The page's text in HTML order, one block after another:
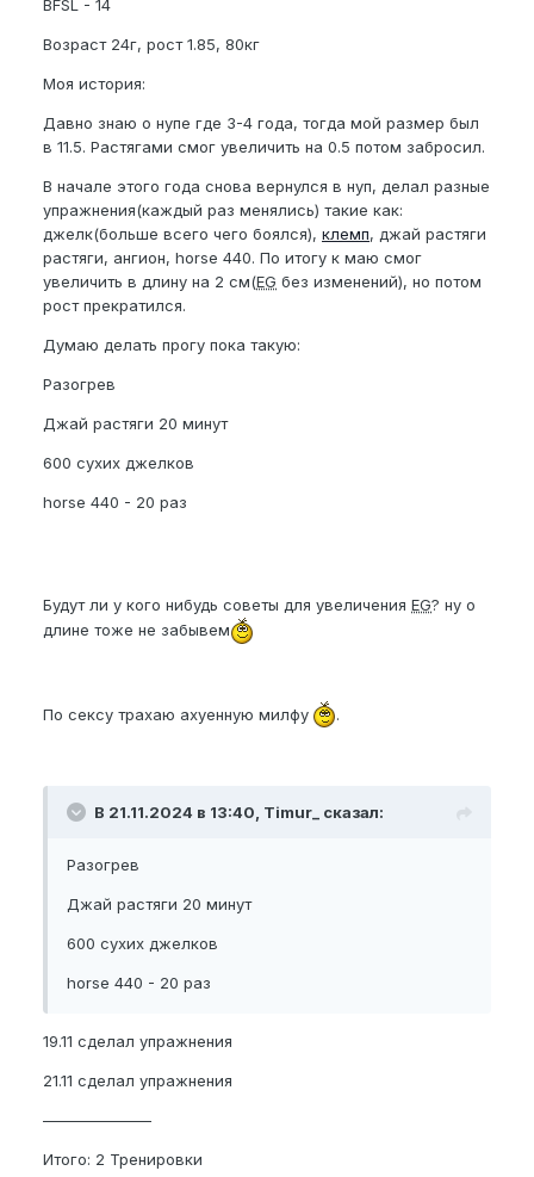
BFSL - 14
Возраст 24г, рост 1.85, 80кг
Моя история:
Давно знаю о нупе где 3-4 года, тогда мой размер был
в 11.5. Растягами смог увеличить на 0.5 потом забросил.
В начале этого года снова вернулся в нуп, делал разные
упражнения(каждый раз менялись) такие как:
джелк(больше всего чего боялся), клемп, джай растяги
растяги, ангион, horse 440. По итогу к маю смог
увеличить в длину на 2 см(EG без изменений), но потом
рост прекратился.
Думаю делать прогу пока такую:
Разогрев
Джай растяги 20 минут
600 сухих джелков
horse 440 - 20 раз
Будут ли у кого нибудь советы для увеличения EG? ну о
длине тоже не забывем
По сексу трахаю ахуенную милфу
В 21.11.2024 в 13:40, Timur_ сказал:
Разогрев
Джай растяги 20 минут
600 сухих джелков
horse 440 - 20 раз
19.11 сделал упражнения
21.11 сделал упражнения
———————
Итого: 2 Тренировки